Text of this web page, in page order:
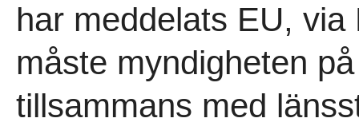
har meddelats EU,
måste myndigheten
tillsammans med